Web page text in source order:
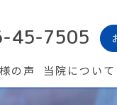
45-7505
の声 当院について